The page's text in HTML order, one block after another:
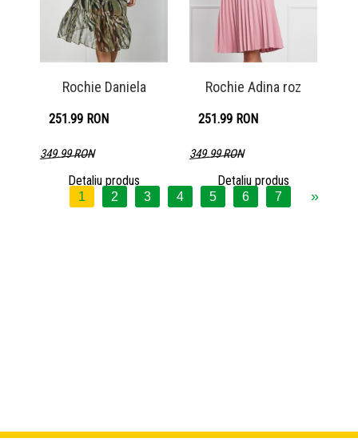
Rochie Daniela
251.99 RON
349.99 RON
Detaliu produs
Rochie Adina roz
251.99 RON
349.99 RON
Detaliu produs
1 2 3 4 5 6 7 »